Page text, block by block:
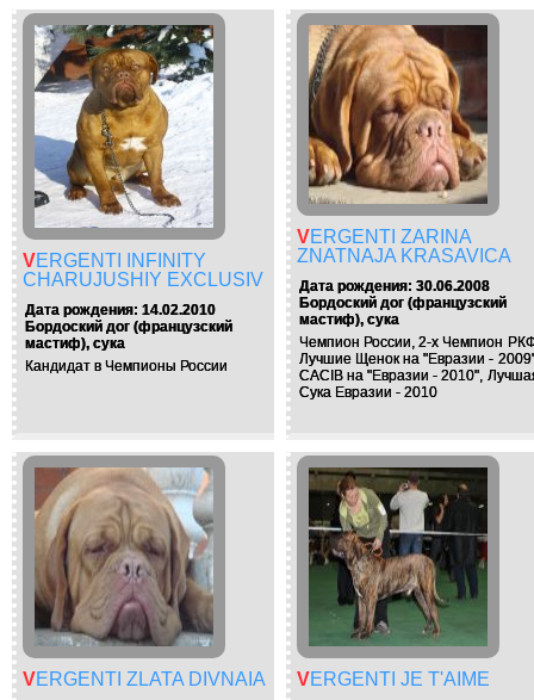
VERGENTI INFINITY
CHARUJUSHIY EXCLUSIV
Дата рождения: 14.02.2010
Бордоский дог (французский
мастиф), сука
Кандидат в Чемпионы России
VERGENTI ZARINA
ZNATNAJA KRASAVICA
Дата рождения: 30.06.2008
Бордоский дог (французский
мастиф), сука
Чемпион России, 2-х Чемпион
Лучшие Щенок на "Евразии -
CACIB на "Евразии - 2010",
Сука Евразии - 2010
VERGENTI ZLATA DIVNAIA VERGENTI JE T'AIME